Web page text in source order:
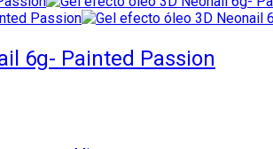
6g- Painted Passion